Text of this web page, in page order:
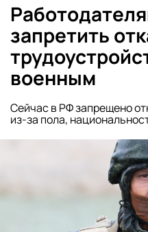
запретить
военным
Сейчас в РФ запрещено
из-за пола,